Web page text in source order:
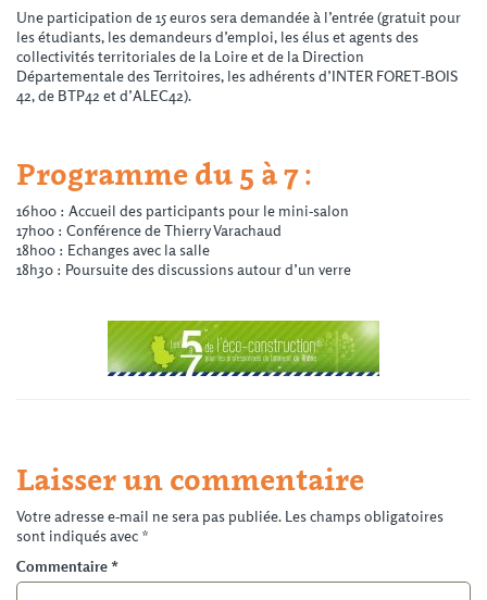
Une participation de 15 euros sera demandée à l’entrée (gratuit pour
les étudiants, les demandeurs d’emploi, les élus et agents des
collectivités territoriales de la Loire et de la Direction
Départementale des Territoires, les adhérents d’INTER FORET-BOIS
42, de BTP42 et d’ALEC42).
Programme du 5 à 7 :
16h00 : Accueil des participants pour le mini-salon
17h00 : Conférence de Thierry Varachaud
18h00 : Echanges avec la salle
18h30 : Poursuite des discussions autour d’un verre
Laisser un commentaire
Votre adresse e-mail ne sera pas publiée. Les champs obligatoires
sont indiqués avec *
Commentaire *